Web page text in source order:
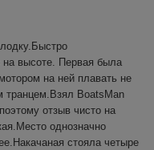
на высоте. Первая была
на ней плавать не
транцем.Взял BoatsMan
отзыв чисто на
однозначно
стояла четыре